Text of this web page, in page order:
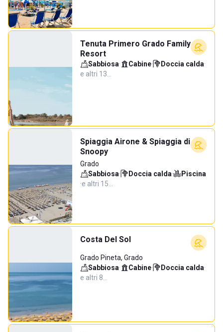
Tenuta Primero Grado Family
Resort
Sabbiosa· Cabine· Doccia calda·
e altri 13…
Spiaggia Airone & Spiaggia di
Snoopy
Grado
Sabbiosa· Doccia calda·
Piscina
·e altri 15…
Costa Del Sol
Grado Pineta, Grado
Sabbiosa· Cabine· Doccia calda·
e altri 8…